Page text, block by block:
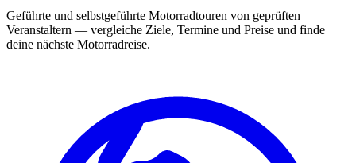
Geführte und selbstgeführte Motorradtouren von geprüften
Veranstaltern — vergleiche Ziele, Termine und Preise und finde
deine nächste Motorradreise.